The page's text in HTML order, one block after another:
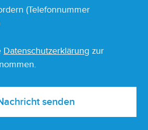
(Telefonnummer
Datenschutzerklärung zur
senden